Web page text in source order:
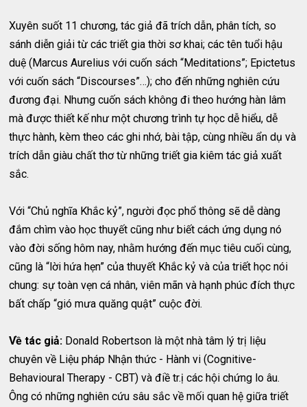
Xuyên suốt 11 chương, tác giả đã trích dẫn, phân tích, so
sánh diễn giải từ các triết gia thời sơ khai; các tên tuổi hậu
duệ (Marcus Aurelius với cuốn sách “Meditations”; Epictetus
với cuốn sách “Discourses”…); cho đến những nghiên cứu
đương đại. Nhưng cuốn sách không đi theo hướng hàn lâm
mà được thiết kế như một chương trình tự học dễ hiểu, dễ
thực hành, kèm theo các ghi nhớ, bài tập, cùng nhiều ẩn dụ và
trích dẫn giàu chất thơ từ những triết gia kiêm tác giả xuất
sắc.
Với “Chủ nghĩa Khắc kỷ”, người đọc phổ thông sẽ dễ dàng
đắm chìm vào học thuyết cũng như biết cách ứng dụng nó
vào đời sống hôm nay, nhằm hướng đến mục tiêu cuối cùng,
cũng là “lời hứa hẹn” của thuyết Khắc kỷ và của triết học nói
chung: sự toàn vẹn cá nhân, viên mãn và hạnh phúc đích thực
bất chấp “gió mưa quăng quật” cuộc đời.
Về tác giả: Donald Robertson là một nhà tâm lý trị liệu
chuyên về Liệu pháp Nhận thức - Hành vi (Cognitive-
Behavioural Therapy - CBT) và điề tr.ị các hội chứng lo âu.
Ông có những nghiên cứu sâu sắc về mối quan hệ giữa triết